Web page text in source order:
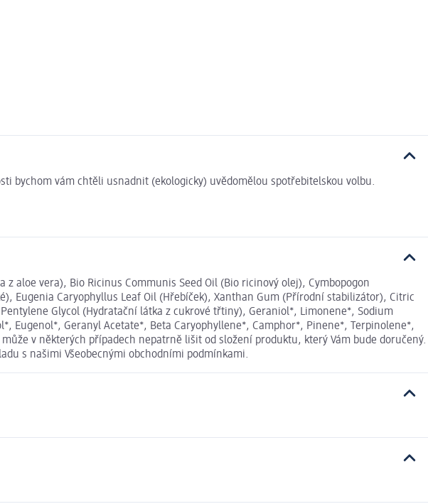
bychom vám chtěli usnadnit (ekologicky) uvědomělou spotřebitelskou volbu.
aloe vera), Bio Ricinus Communis Seed Oil (Bio ricinový olej), Cymbopogon
Eugenia Caryophyllus Leaf Oil (Hřebíček), Xanthan Gum (Přírodní stabilizátor), Citric
Glycol (Hydratační látka z cukrové třtiny), Geraniol*, Limonene*, Sodium
Eugenol*, Geranyl Acetate*, Beta Caryophyllene*, Camphor*, Pinene*, Terpinolene*,
v některých případech nepatrně lišit od složení produktu, který Vám bude doručený.
s našimi Všeobecnými obchodními podmínkami.